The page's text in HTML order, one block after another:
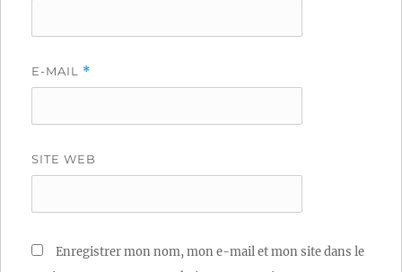
E-MAIL *
SITE WEB
Enregistrer mon nom, mon e-mail et mon site dans le